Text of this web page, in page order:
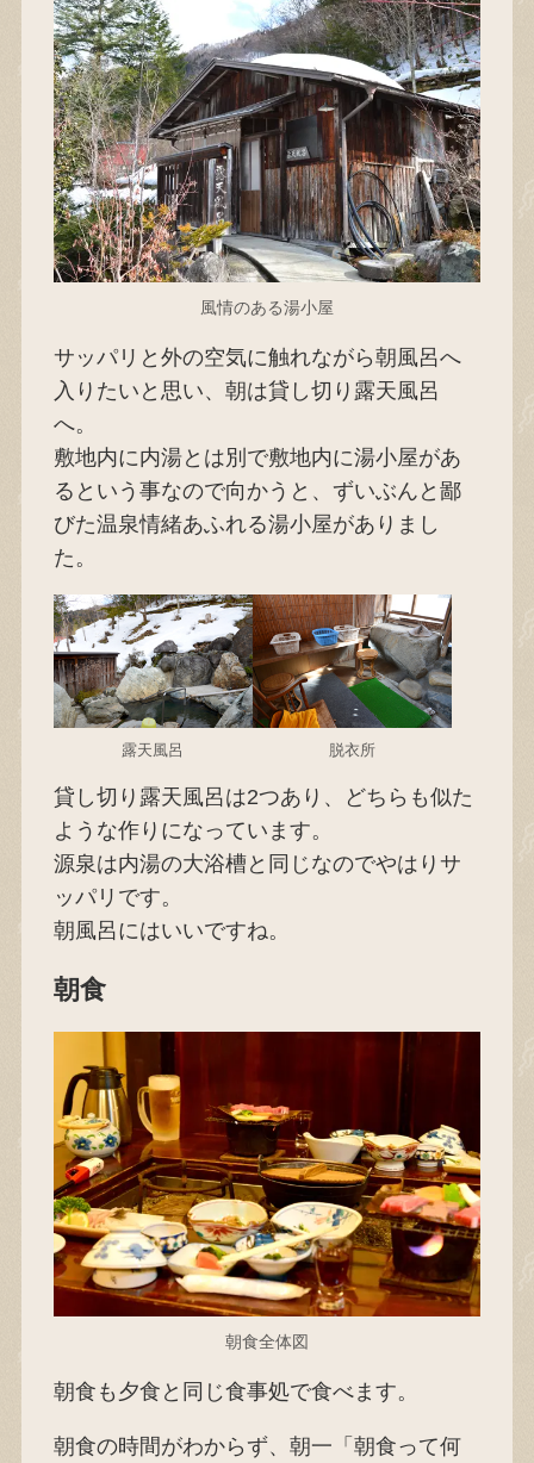
風情のある湯小屋
サッパリと外の空気に触れながら朝風呂へ
入りたいと思い、朝は貸し切り露天風呂
へ。
敷地内に内湯とは別で敷地内に湯小屋があ
るという事なので向かうと、ずいぶんと鄙
びた温泉情緒あふれる湯小屋がありまし
た。
露天風呂 脱衣所
貸し切り露天風呂は2つあり、どちらも似た
ような作りになっています。
源泉は内湯の大浴槽と同じなのでやはりサ
ッパリです。
朝風呂にはいいですね。
朝食
朝食全体図
朝食も夕食と同じ食事処で食べます。
朝食の時間がわからず、朝一「朝食って何